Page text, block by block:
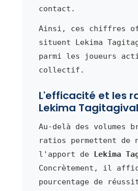
contact.
Ainsi, ces chiffres
situent Lekima
parmi les joueurs
collectif.
L'efficacité et les
Lekima
Au-delà des volumes
ratios permettent de
l'apport de Lekima
Concrètement, il
pourcentage de